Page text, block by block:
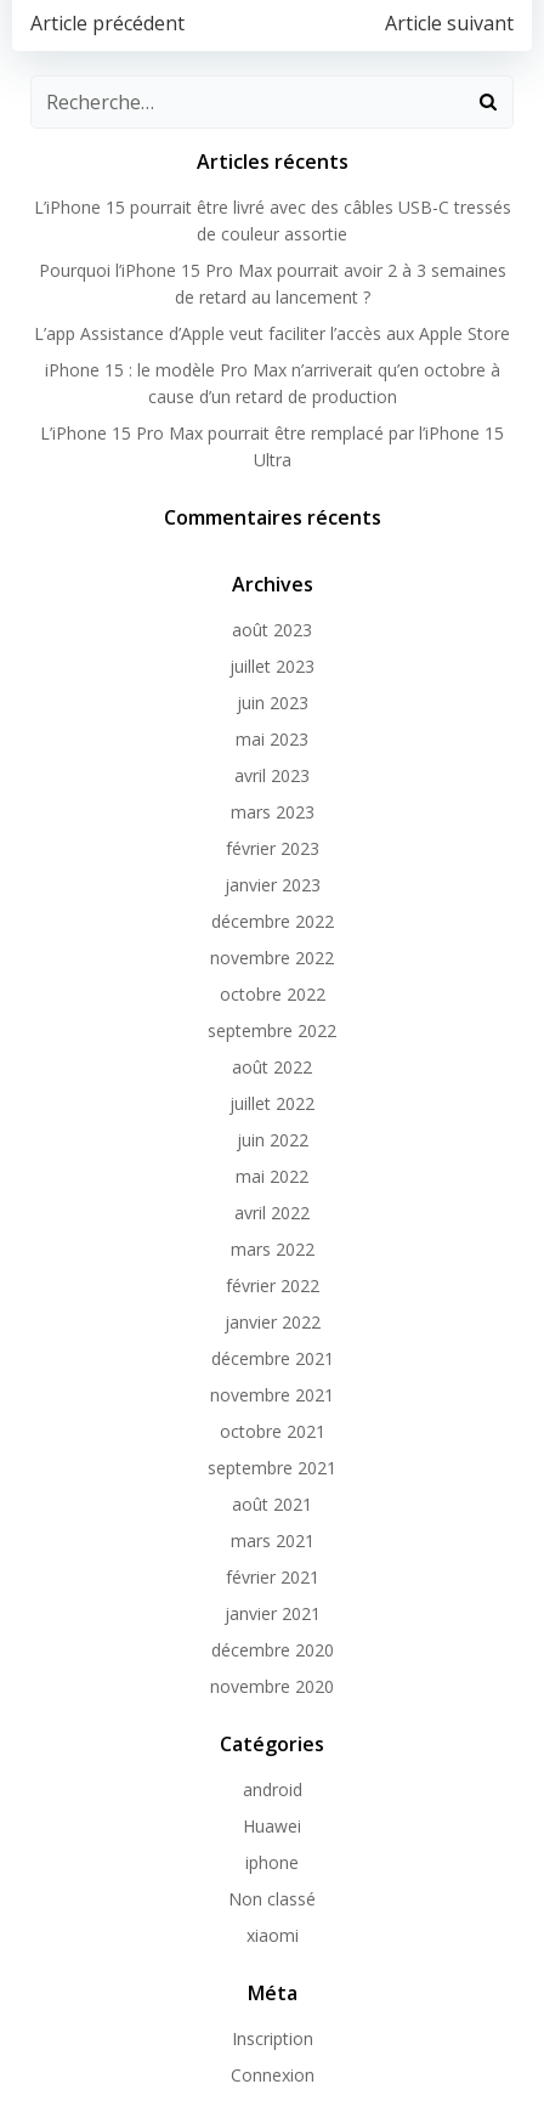
Navigation
de
Article précédent
Navigation
l’article
Article suivant
Articles récents
L’iPhone 15 pourrait être livré avec des câbles USB-C tressés
de couleur assortie
Pourquoi l’iPhone 15 Pro Max pourrait avoir 2 à 3 semaines
de retard au lancement ?
L’app Assistance d’Apple veut faciliter l’accès aux Apple Store
iPhone 15 : le modèle Pro Max n’arriverait qu’en octobre à
cause d’un retard de production
L’iPhone 15 Pro Max pourrait être remplacé par l’iPhone 15
Ultra
Commentaires récents
Archives
août 2023
juillet 2023
juin 2023
mai 2023
avril 2023
mars 2023
février 2023
janvier 2023
décembre 2022
novembre 2022
octobre 2022
septembre 2022
août 2022
juillet 2022
juin 2022
mai 2022
avril 2022
mars 2022
février 2022
janvier 2022
décembre 2021
novembre 2021
octobre 2021
septembre 2021
août 2021
mars 2021
février 2021
janvier 2021
décembre 2020
novembre 2020
Catégories
android
Huawei
iphone
Non classé
xiaomi
Méta
Inscription
Connexion